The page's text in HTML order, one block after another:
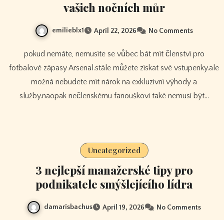
vašich nočních můr
emilieblx1 April 22, 2026 No Comments
pokud nemáte, nemusíte se vůbec bát mít členství pro
fotbalové zápasy Arsenal.stále můžete získat své vstupenky.ale
možná nebudete mít nárok na exkluzivní výhody a
služby.naopak nečlenskému fanouškovi také nemusí být…
Uncategorized
3 nejlepší manažerské tipy pro
podnikatele smýšlejícího lídra
damarisbachus April 19, 2026 No Comments